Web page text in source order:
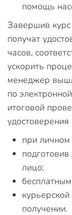
помощь
Завершив
получат
часов,
ускорить
менеджер
по
итоговой
при
лицо;
получении.